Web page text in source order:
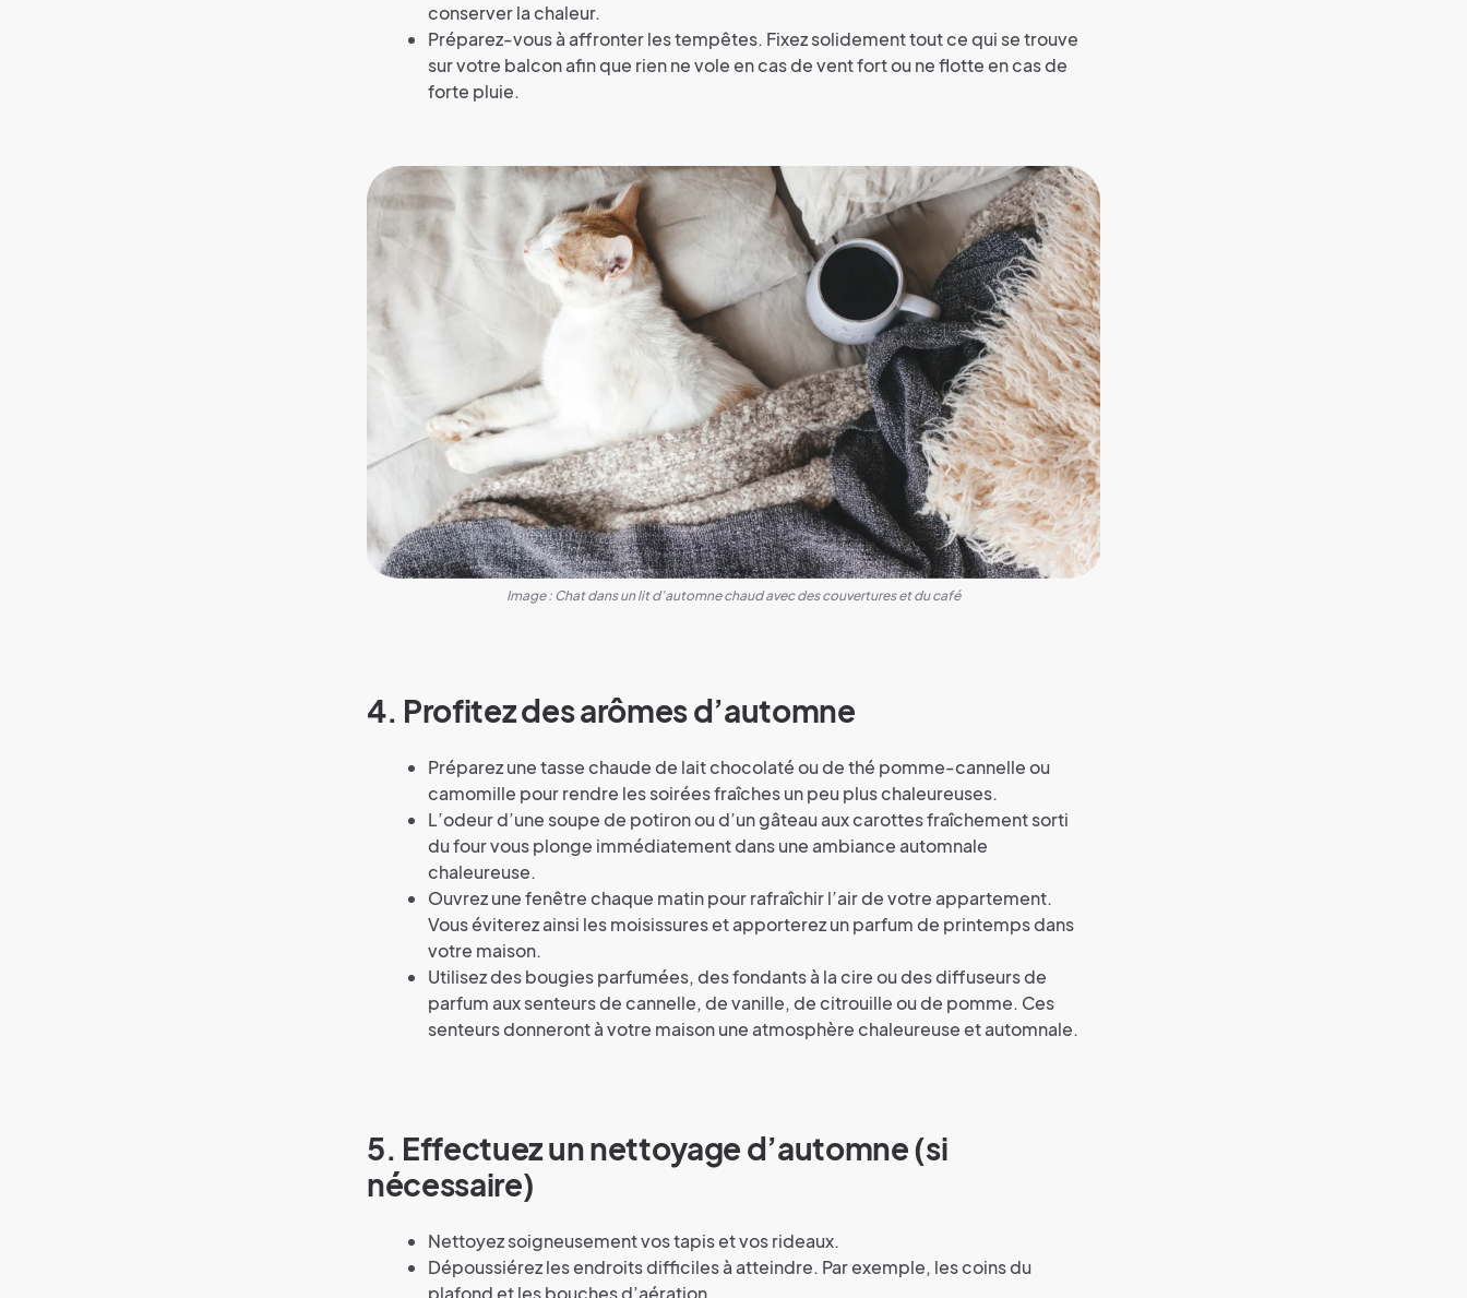
conserver la chaleur.
Préparez-vous à affronter les tempêtes. Fixez solidement tout ce qui se trouve
sur votre balcon afin que rien ne vole en cas de vent fort ou ne flotte en cas de
forte pluie.
Image : Chat dans un lit d’automne chaud avec des couvertures et du café
4. Profitez des arômes d’automne
Préparez une tasse chaude de lait chocolaté ou de thé pomme-cannelle ou
camomille pour rendre les soirées fraîches un peu plus chaleureuses.
L’odeur d’une soupe de potiron ou d’un gâteau aux carottes fraîchement sorti
du four vous plonge immédiatement dans une ambiance automnale
chaleureuse.
Ouvrez une fenêtre chaque matin pour rafraîchir l’air de votre appartement.
Vous éviterez ainsi les moisissures et apporterez un parfum de printemps dans
votre maison.
Utilisez des bougies parfumées, des fondants à la cire ou des diffuseurs de
parfum aux senteurs de cannelle, de vanille, de citrouille ou de pomme. Ces
senteurs donneront à votre maison une atmosphère chaleureuse et automnale.
5. Effectuez un nettoyage d’automne (si
nécessaire)
Nettoyez soigneusement vos tapis et vos rideaux.
Dépoussiérez les endroits difficiles à atteindre. Par exemple, les coins du
plafond et les bouches d’aération.